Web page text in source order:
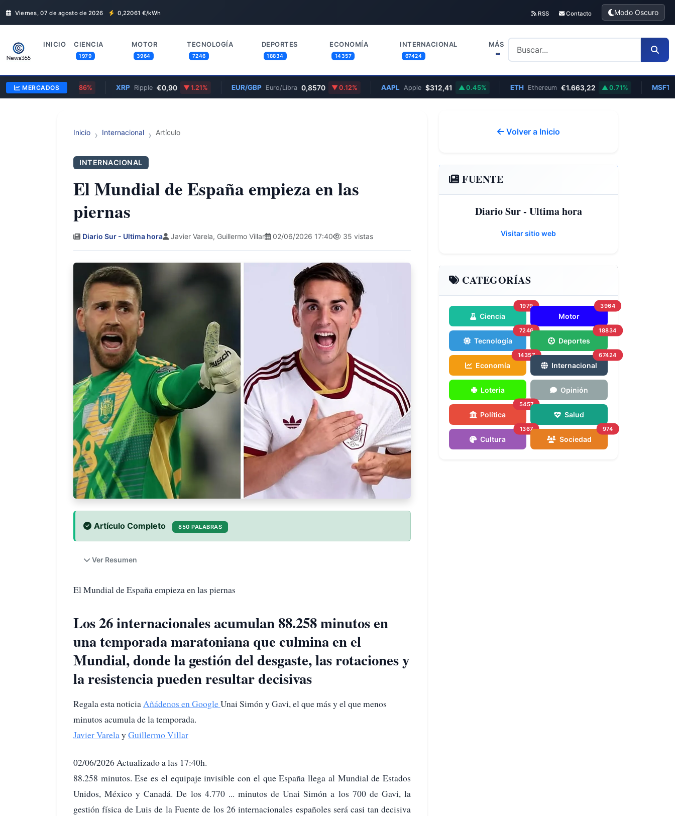
Viernes, 07 de agosto de 2026 0,22061 €/kWh RSS Contacto Modo Oscuro
INICIO CIENCIA
1979
MOTOR
3964
TECNOLOGÍA
7246
DEPORTES
18834
ECONOMÍA
14357
INTERNACIONAL
67424
MÁS
MERCADOS
1,1500 0.86% Ripple €0,90 1.21% EUR/GBP Euro/Libra 0,8570 0.12% Apple $312,41 0.45% Ethereum €1.663,22 0.71%
Inicio Internacional Artículo
INTERNACIONAL
El Mundial de España empieza en las
piernas
Diario Sur - Ultima hora Javier Varela, Guillermo Villar 02/06/2026 17:40 35 vistas
Artículo Completo 850 PALABRAS
Ver Resumen
El Mundial de España empieza en las piernas
Los 26 internacionales acumulan 88.258 minutos en
una temporada maratoniana que culmina en el
Mundial, donde la gestión del desgaste, las rotaciones y
la resistencia pueden resultar decisivas
Regala esta noticiaAñádenos en GoogleUnai Simón y Gavi, el que más y el que menos
minutos acumula de la temporada.
Javier VarelayGuillermo Villar
02/06/2026 Actualizado a las 17:40h.
88.258 minutos. Ese es el equipaje invisible con el que España llega al Mundial de Estados
Unidos, México y Canadá. De los 4.770 ... minutos de Unai Simón a los 700 de Gavi, la
gestión física de Luis de la Fuente de los 26 internacionales españoles será casi tan decisiva
Volver a Inicio
FUENTE
Diario Sur - Ultima hora
Visitar sitio web
CATEGORÍAS
Ciencia
1979
Motor
3964
Tecnología
7246
Deportes
18834
Economía
14357
Internacional
67424
Loteria Opinión
Política
5457
Salud
Cultura
1367
Sociedad
974